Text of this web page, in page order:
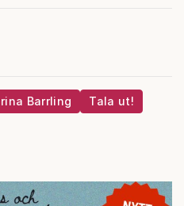
Barrling Tala ut!